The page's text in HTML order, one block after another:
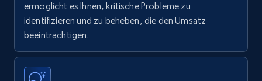
ermöglicht es Ihnen, kritische Probleme zu
identifizieren und zu beheben, die den Umsatz
beeinträchtigen.